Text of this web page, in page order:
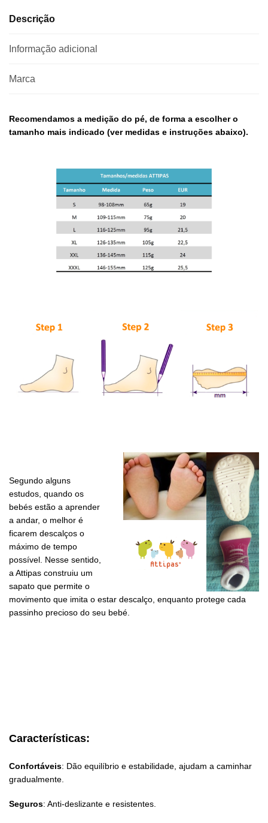
Descrição
Informação adicional
Marca
Recomendamos a medição do pé, de forma a escolher o
tamanho mais indicado (ver medidas e instruções abaixo).
Segundo alguns
estudos, quando os
bebés estão a aprender
a andar, o melhor é
ficarem descalços o
máximo de tempo
possível. Nesse sentido,
a Attipas construiu um
sapato que permite o
movimento que imita o estar descalço, enquanto protege cada
passinho precioso do seu bebé.
Características:
Confortáveis: Dão equilíbrio e estabilidade, ajudam a caminhar
gradualmente.
Seguros: Anti-deslizante e resistentes.